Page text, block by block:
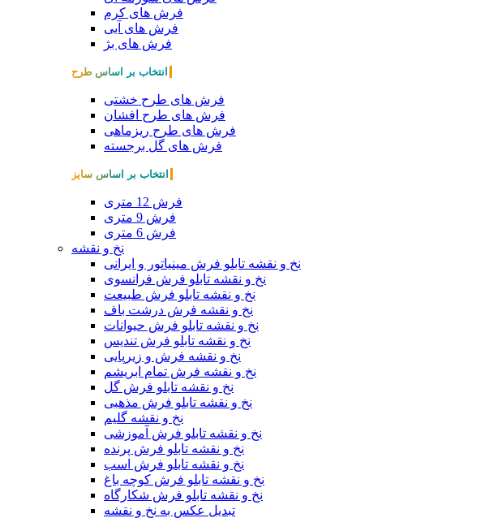
فرش های کرم
فرش های آبی
فرش های بژ
انتخاب بر اساس طرح
فرش های طرح خشتی
فرش های طرح افشان
فرش های طرح ریزماهی
فرش های گل برجسته
انتخاب بر اساس سایز
فرش 12 متری
فرش 9 متری
فرش 6 متری
نخ و نقشه
نخ و نقشه تابلو فرش مینیاتور و ایرانی
نخ و نقشه تابلو فرش فرانسوی
نخ و نقشه تابلو فرش طبیعت
نخ و نقشه فرش درشت باف
نخ و نقشه تابلو فرش حیوانات
نخ و نقشه تابلو فرش تندیس
نخ و نقشه فرش و زیرپایی
نخ و نقشه فرش تمام ابریشم
نخ و نقشه تابلو فرش گل
نخ و نقشه تابلو فرش مذهبی
نخ و نقشه گلیم
نخ و نقشه تابلو فرش آموزشی
نخ و نقشه تابلو فرش پرنده
نخ و نقشه تابلو فرش اسب
نخ و نقشه تابلو فرش کوچه باغ
نخ و نقشه تابلو فرش شکارگاه
تبدیل عکس به نخ و نقشه